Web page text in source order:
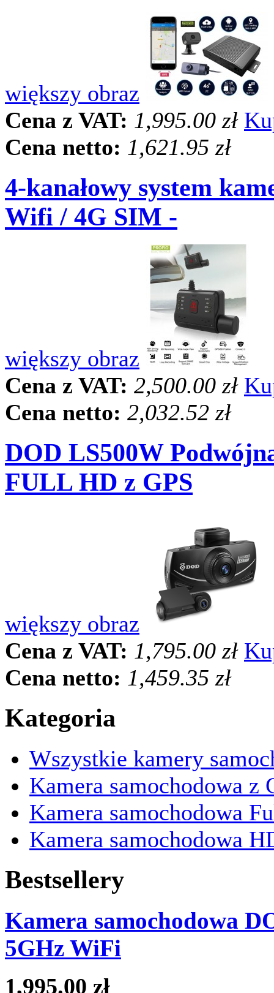
większy obraz
Cena z VAT: 1,995.00 zł
Cena netto: 1,621.95 zł
4-kanałowy system
Wifi / 4G SIM -
większy obraz
Cena z VAT: 2,500.00 zł
Cena netto: 2,032.52 zł
DOD LS500W
FULL HD z GPS
większy obraz
Cena z VAT: 1,795.00 zł
Cena netto: 1,459.35 zł
Kategoria
Wszystkie kamery
Kamera samochodowa z
Kamera samochodowa
Kamera samochodowa
Bestsellery
Kamera samochodowa
5GHz WiFi
1,995.00 zł